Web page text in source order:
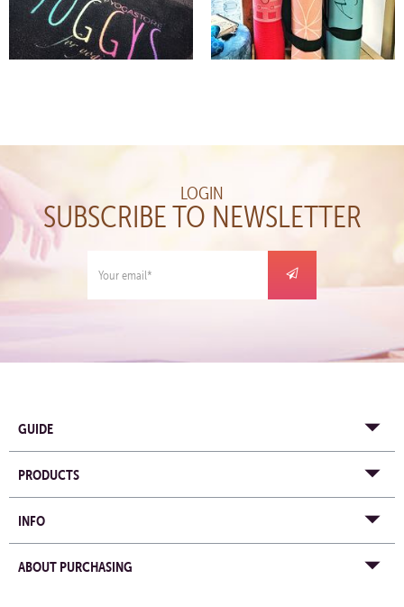
LOGIN
SUBSCRIBE TO NEWSLETTER
GUIDE
PRODUCTS
INFO
ABOUT PURCHASING